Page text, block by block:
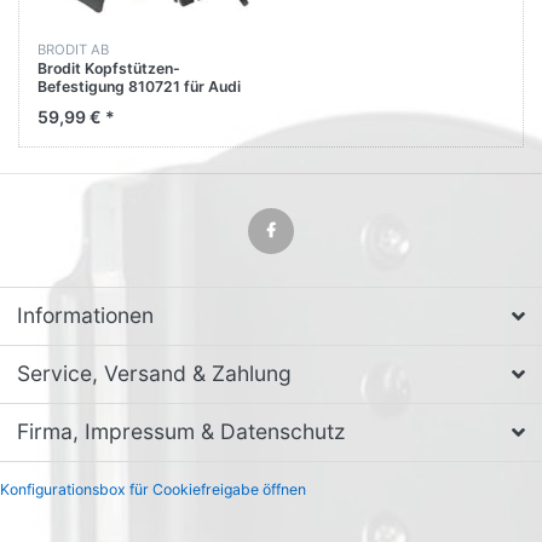
BRODIT AB
Brodit Kopfstützen-
Befestigung 810721 für Audi
Kopfstütze
59,99 € *
Informationen
Service, Versand & Zahlung
Firma, Impressum & Datenschutz
Konfigurationsbox für Cookiefreigabe öffnen